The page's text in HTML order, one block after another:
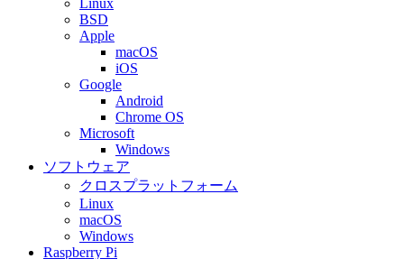
Linux
BSD
Apple
macOS
iOS
Google
Android
Chrome OS
Microsoft
Windows
ソフトウェア
クロスプラットフォーム
Linux
macOS
Windows
Raspberry Pi